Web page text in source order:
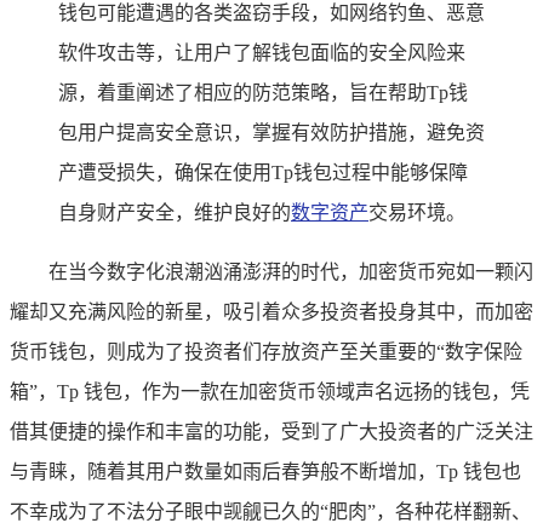
钱包可能遭遇的各类盗窃手段，如网络钓鱼、恶意
软件攻击等，让用户了解钱包面临的安全风险来
源，着重阐述了相应的防范策略，旨在帮助Tp钱
包用户提高安全意识，掌握有效防护措施，避免资
产遭受损失，确保在使用Tp钱包过程中能够保障
自身财产安全，维护良好的数字资产交易环境。
在当今数字化浪潮汹涌澎湃的时代，加密货币宛如一颗闪
耀却又充满风险的新星，吸引着众多投资者投身其中，而加密
货币钱包，则成为了投资者们存放资产至关重要的“数字保险
箱”，Tp 钱包，作为一款在加密货币领域声名远扬的钱包，凭
借其便捷的操作和丰富的功能，受到了广大投资者的广泛关注
与青睐，随着其用户数量如雨后春笋般不断增加，Tp 钱包也
不幸成为了不法分子眼中觊觎已久的“肥肉”，各种花样翻新、